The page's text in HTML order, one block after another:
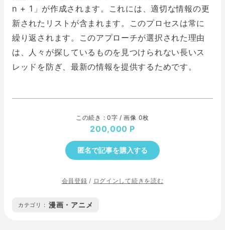
n + 1」が作成されます。これには、適切な情報の更
新されたリストが含まれます。このプロセスは常に
繰り返されます。このアプローチが選択された理由
は、人々が探しているものを見つけられない長いス
レッドを防ぎ、最新の情報を提供するためです。
この続き : 0字 / 画像 0枚
200,000
匿名で記事を購入する
会員登録 / ログインして続きを読む
カテゴリ : 漫画・アニメ